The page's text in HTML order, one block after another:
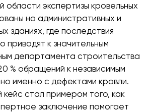
области экспертизы кровельных
на административных и
зданиях, где последствия
приводят к значительным
департамента строительства
% обращений к независимым
именно с дефектами кровли.
стал примером того, как
заключение помогает